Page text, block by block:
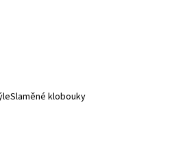
Slaměné klobouky